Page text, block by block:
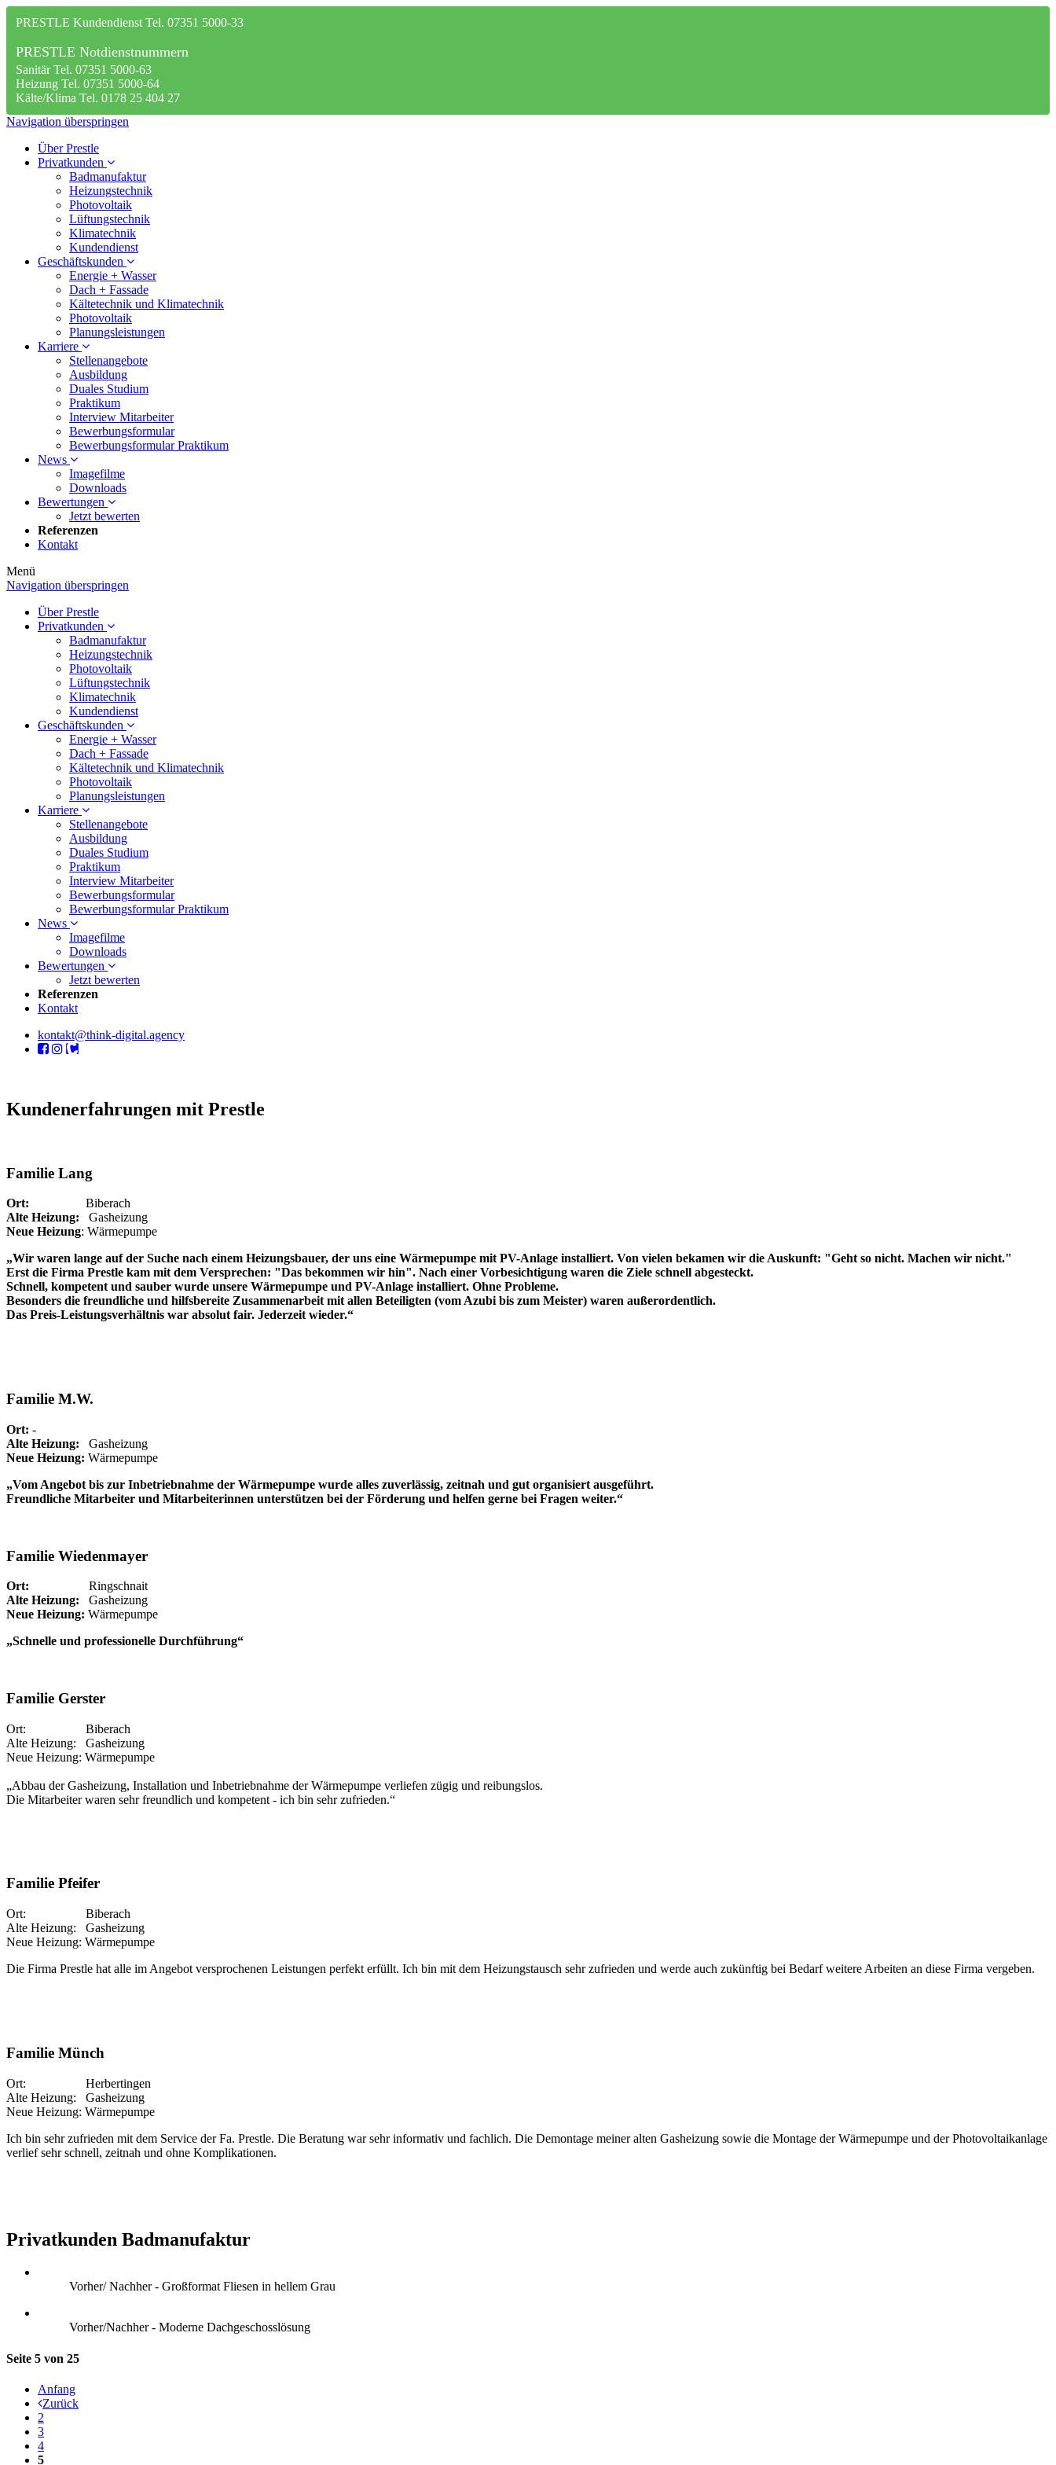
PRESTLE Kundendienst Tel. 07351 5000-33
PRESTLE Notdienstnummern
Sanitär Tel. 07351 5000-63
Heizung Tel. 07351 5000-64
Kälte/Klima Tel. 0178 25 404 27
Navigation überspringen
Über Prestle
Privatkunden
Badmanufaktur
Heizungstechnik
Photovoltaik
Lüftungstechnik
Klimatechnik
Kundendienst
Geschäftskunden
Energie + Wasser
Dach + Fassade
Kältetechnik und Klimatechnik
Photovoltaik
Planungsleistungen
Karriere
Stellenangebote
Ausbildung
Duales Studium
Praktikum
Interview Mitarbeiter
Bewerbungsformular
Bewerbungsformular Praktikum
News
Imagefilme
Downloads
Bewertungen
Jetzt bewerten
Referenzen
Kontakt
Menü
Navigation überspringen
Über Prestle
Privatkunden
Badmanufaktur
Heizungstechnik
Photovoltaik
Lüftungstechnik
Klimatechnik
Kundendienst
Geschäftskunden
Energie + Wasser
Dach + Fassade
Kältetechnik und Klimatechnik
Photovoltaik
Planungsleistungen
Karriere
Stellenangebote
Ausbildung
Duales Studium
Praktikum
Interview Mitarbeiter
Bewerbungsformular
Bewerbungsformular Praktikum
News
Imagefilme
Downloads
Bewertungen
Jetzt bewerten
Referenzen
Kontakt
kontakt@think-digital.agency
Kundenerfahrungen mit Prestle
Familie Lang
Ort: Biberach
Alte Heizung: Gasheizung
Neue Heizung: Wärmepumpe
„Wir waren lange auf der Suche nach einem Heizungsbauer, der uns eine Wärmepumpe mit PV-Anlage installiert. Von vielen bekamen wir die Auskunft: "Geht so nicht. Machen wir nicht."
Erst die Firma Prestle kam mit dem Versprechen: "Das bekommen wir hin". Nach einer Vorbesichtigung waren die Ziele schnell abgesteckt.
Schnell, kompetent und sauber wurde unsere Wärmepumpe und PV-Anlage installiert. Ohne Probleme.
Besonders die freundliche und hilfsbereite Zusammenarbeit mit allen Beteiligten (vom Azubi bis zum Meister) waren außerordentlich.
Das Preis-Leistungsverhältnis war absolut fair. Jederzeit wieder.“
Familie M.W.
Ort: -
Alte Heizung: Gasheizung
Neue Heizung: Wärmepumpe
„Vom Angebot bis zur Inbetriebnahme der Wärmepumpe wurde alles zuverlässig, zeitnah und gut organisiert ausgeführt.
Freundliche Mitarbeiter und Mitarbeiterinnen unterstützen bei der Förderung und helfen gerne bei Fragen weiter.“
Familie Wiedenmayer
Ort: Ringschnait
Alte Heizung: Gasheizung
Neue Heizung: Wärmepumpe
„Schnelle und professionelle Durchführung“
Familie Gerster
Ort: Biberach
Alte Heizung: Gasheizung
Neue Heizung: Wärmepumpe
„Abbau der Gasheizung, Installation und Inbetriebnahme der Wärmepumpe verliefen zügig und reibungslos.
Die Mitarbeiter waren sehr freundlich und kompetent - ich bin sehr zufrieden.“
Familie Pfeifer
Ort: Biberach
Alte Heizung: Gasheizung
Neue Heizung: Wärmepumpe
Die Firma Prestle hat alle im Angebot versprochenen Leistungen perfekt erfüllt. Ich bin mit dem Heizungstausch sehr zufrieden und werde auch zukünftig bei Bedarf weitere Arbeiten an diese Firma vergeben.
Familie Münch
Ort: Herbertingen
Alte Heizung: Gasheizung
Neue Heizung: Wärmepumpe
Ich bin sehr zufrieden mit dem Service der Fa. Prestle. Die Beratung war sehr informativ und fachlich. Die Demontage meiner alten Gasheizung sowie die Montage der Wärmepumpe und der Photovoltaikanlage
verlief sehr schnell, zeitnah und ohne Komplikationen.
Privatkunden Badmanufaktur
Vorher/ Nachher - Großformat Fliesen in hellem Grau
Vorher/Nachher - Moderne Dachgeschosslösung
Seite 5 von 25
Anfang
Zurück
2
3
4
5